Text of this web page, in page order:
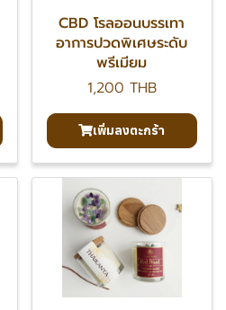
CBD โรลออนบรรเทา
อาการปวดพิเศษระดับ
พรีเมียม
1,200 THB
เพิ่มลงตะกร้า